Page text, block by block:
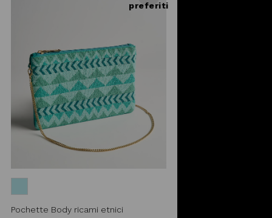
preferiti
Pochette Body ricami etnici